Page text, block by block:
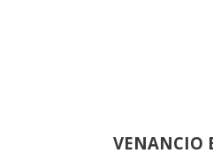
VENANCIO